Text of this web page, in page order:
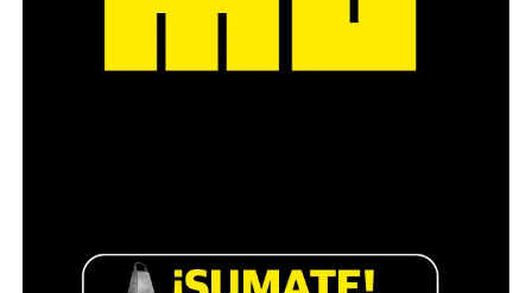
muy grave. Aducen razones de seguridad porque se
otro de ese muro que generaron”.